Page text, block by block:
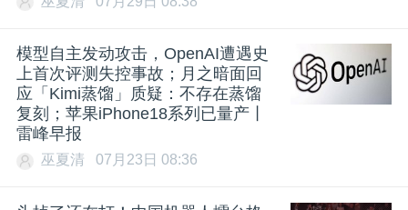
模型自主发动攻击，OpenAI遭遇史
上首次评测失控事故；月之暗面回
应「Kimi蒸馏」质疑：不存在蒸馏
复刻；苹果iPhone18系列已量产丨
雷峰早报
巫夏清 07月23日 08:36